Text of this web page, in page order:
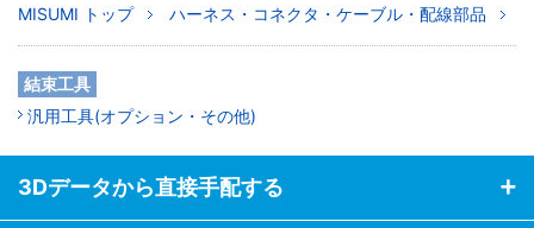
MISUMI トップ ハーネス・コネクタ・ケーブル・配線部品
結束工具
汎用工具(オプション・その他)
3Dデータから直接手配する